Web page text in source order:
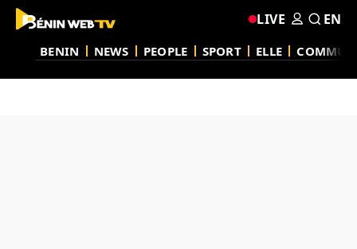
BENIN NEWS PEOPLE SPORT ELLE
LIVE EN